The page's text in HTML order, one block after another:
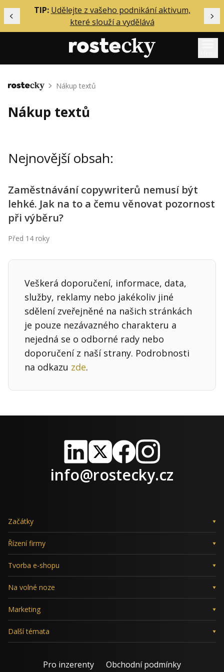
Předchozí
TIP: Udělejte z vašeho podnikání aktivum,
které slouží a vydělává
Mentoring
Solo
Inzerce
Přihlášení
Kontakt
Obchodní podmínky
Domů Nákup textů
Nákup textů
Nejnovější obsah:
Zaměstnávání copywriterů nemusí být
lehké. Jak na to a čemu věnovat pozornost
při výběru?
Před 14 roky
Veškerá doporučení, informace, data,
služby, reklamy nebo jakékoliv jiné
sdělení zveřejněné na našich stránkách
je pouze nezávazného charakteru a
nejedná se o odborné rady nebo
doporučení z naší strany. Podrobnosti
na odkazu zde.
LinkedIn
X FacebookInstagram
info@rostecky.cz
Začátky
Řízení firmy
Tvorba e-shopu
Na volné noze
Marketing
Další témata
Pro inzerenty Obchodní podmínky